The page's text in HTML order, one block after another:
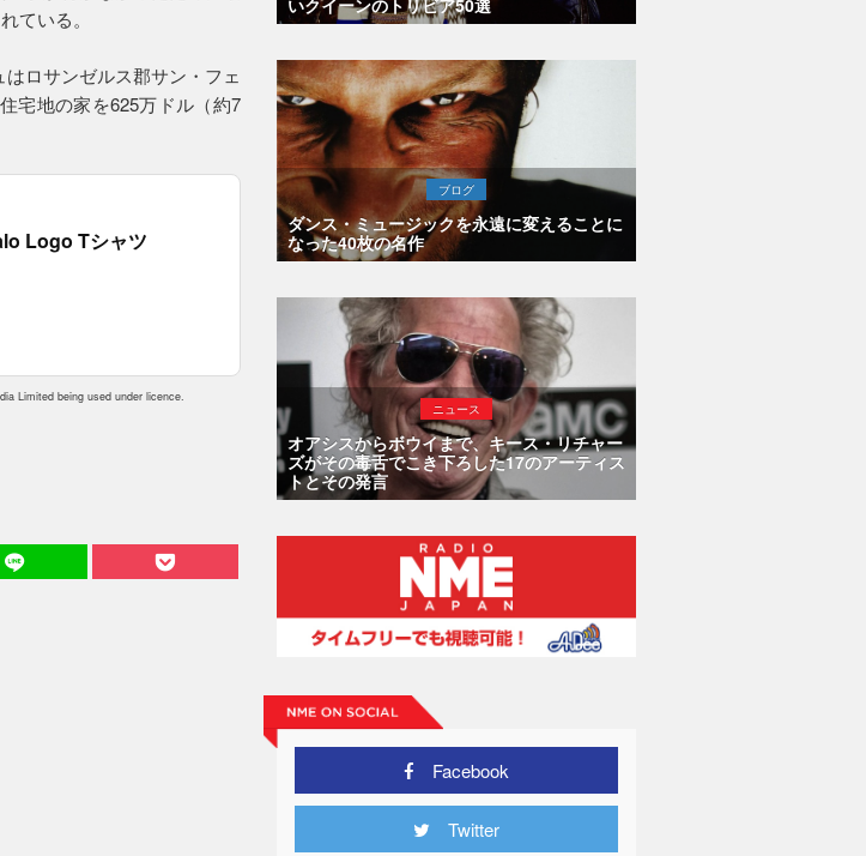
ている。
ロサンゼルス郡サン・フェ
宅地の家を625万ドル（約7
Logo Tシャツ
Limited being used under licence.
ブログ
ダンス・ミュージックを永遠に変えることに
なった40枚の名作
ニュース
オアシスからボウイまで、キース・リチャー
ズがその毒舌でこき下ろした17のアーティス
トとその発言
Facebook
Twitter